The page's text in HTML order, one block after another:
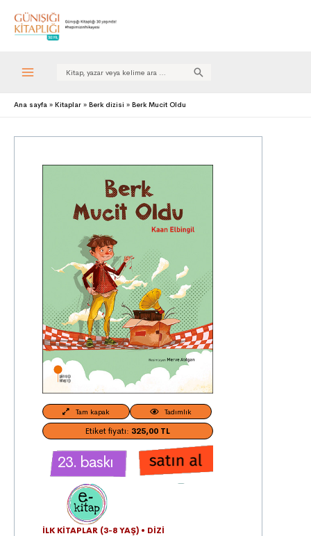
Search
Ana sayfa Kitaplar Berk dizisi Berk Mucit Oldu
Tam kapak Tadımlık
Etiket fiyatı: 325,00 TL
23. baskı
İLK KITAPLAR (3-8 YAŞ) • DIZI